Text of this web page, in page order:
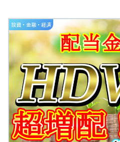
投資・金融・経済